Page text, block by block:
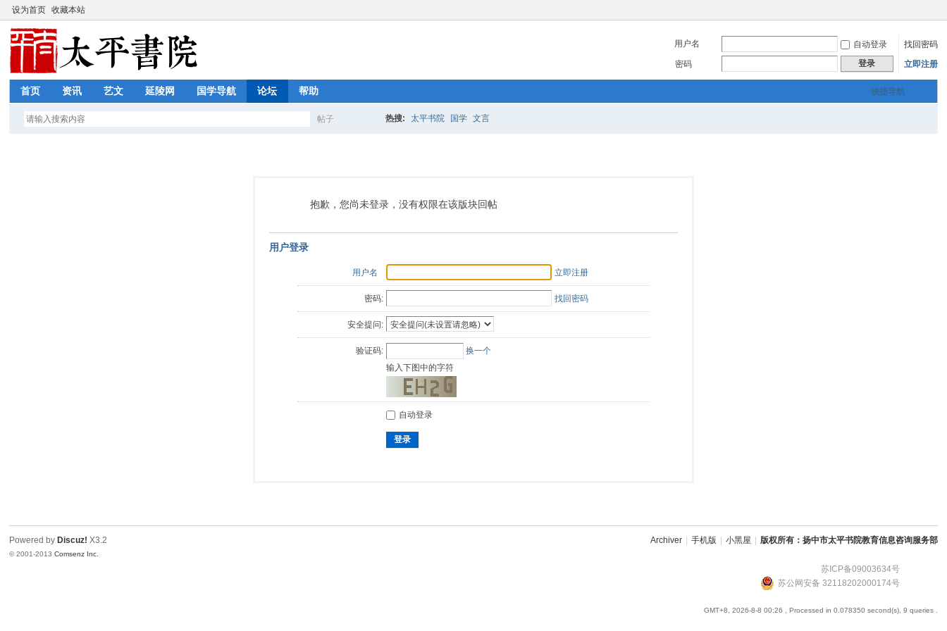
设为首页 收藏本站
用户名 自动登录
找回密码
密码
登录 立即注册
快捷导航
首页 资讯 艺文 延陵网 国学导航 论坛 帮助
帖子
索
热搜: 太平书院 国学 文言
抱歉，您尚未登录，没有权限在该版块回帖
用户登录
用户名 立即注册
密码: 找回密码
安全提问:
验证码:
换一个
输入下图中的字符
自动登录
登录
Archiver 手机版 小黑屋 版权所有：扬中市太平书院教育信息咨询服务部
苏ICP备09003634号
苏公网安备 32118202000174号
GMT+8, 2026-8-8 00:26 , Processed in 0.078350 second(s), 9 queries .
Powered by Discuz! X3.2
© 2001-2013Comsenz Inc.